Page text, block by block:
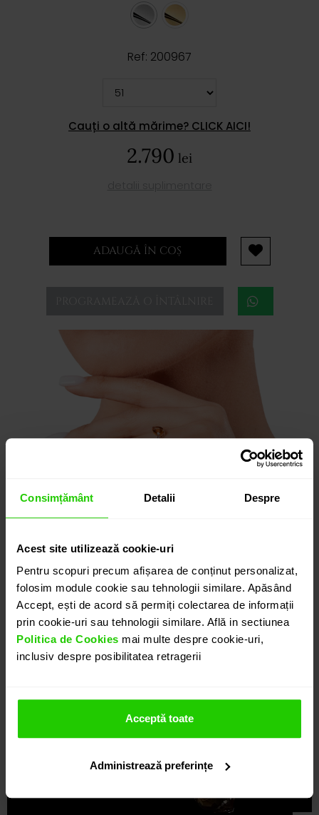
Consimțământ Detalii Despre
Acest site utilizează cookie-uri
Pentru scopuri precum afișarea de conținut personalizat,
folosim module cookie sau tehnologii similare. Apăsând
Accept, ești de acord să permiți colectarea de informații
prin cookie-uri sau tehnologii similare. Află in sectiunea
Politica de Cookies mai multe despre cookie-uri,
inclusiv despre posibilitatea retragerii
Acceptă toate
Administrează preferințe
Ref: 200967
Cauți o altă mărime? CLICK AICI!
2.790 lei
ADAUGĂ ÎN COȘ